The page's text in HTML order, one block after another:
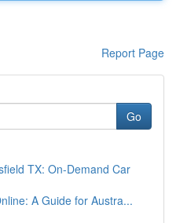
Report Page
Go
TX: On-Demand Car
A Guide for Austra...